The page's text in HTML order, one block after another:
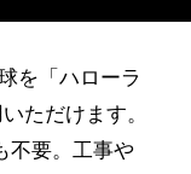
を「ハローラ
ただけます。
不要。工事や